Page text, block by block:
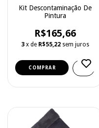
Kit Descontaminação De
Pintura
R$165,66
3 x de R$55,22 sem juros